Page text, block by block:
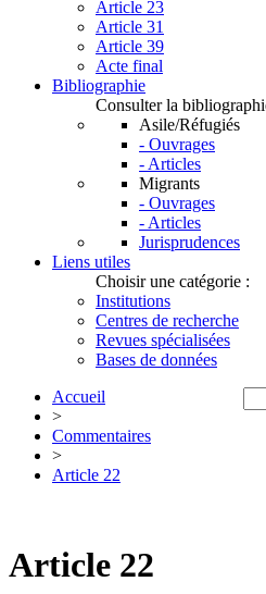
Article 23
Article 31
Article 39
Acte final
Bibliographie
Consulter la
Asile/Réfugiés
- Ouvrages
- Articles
Migrants
- Ouvrages
- Articles
Jurisprudences
Liens utiles
Choisir une catégorie :
Institutions
Centres de recherche
Revues spécialisées
Bases de données
Accueil
>
Commentaires
>
Article 22
Article 22